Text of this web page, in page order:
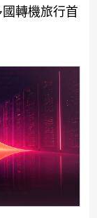
轉機旅行首